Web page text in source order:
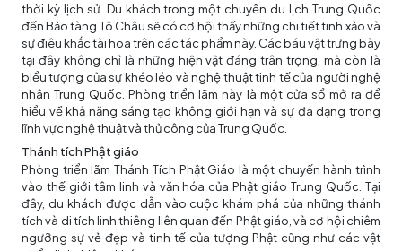
thời kỳ lịch sử. Du khách trong một chuyến du lịch Trung Quốc
đến Bảo tàng Tô Châu sẽ có cơ hội thấy những chi tiết tinh xảo và
sự điêu khắc tài hoa trên các tác phẩm này. Các báu vật trưng bày
tại đây không chỉ là những hiện vật đáng trân trọng, mà còn là
biểu tượng của sự khéo léo và nghệ thuật tinh tế của người nghệ
nhân Trung Quốc. Phòng triển lãm này là một cửa sổ mở ra để
hiểu về khả năng sáng tạo không giới hạn và sự đa dạng trong
lĩnh vực nghệ thuật và thủ công của Trung Quốc.
Thánh tích Phật giáo
Phòng triển lãm Thánh Tích Phật Giáo là một chuyến hành trình
vào thế giới tâm linh và văn hóa của Phật giáo Trung Quốc. Tại
đây, du khách được dẫn vào cuộc khám phá của những thánh
tích và di tích linh thiêng liên quan đến Phật giáo, và cơ hội chiêm
ngưỡng sự vẻ đẹp và tinh tế của tượng Phật cũng như các vật